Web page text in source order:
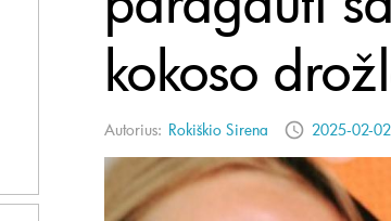
kokoso
Autorius: Rokiškio Sirena 2025-02-